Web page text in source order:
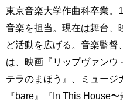
東京音楽大学作曲科卒業。
音楽を担当。現在は舞台、
ど活動を広げる。音楽監督
は、映画『リップヴァンウ
テラのまほう』、ミュージ
『bare』『In This House